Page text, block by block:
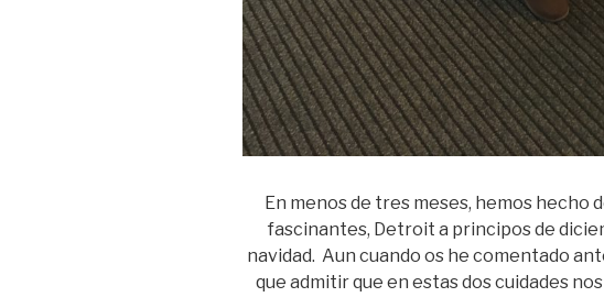
En menos de tres meses, hemos hecho
fascinantes, Detroit a principos de
navidad. Aun cuando os he comentado
que admitir que en estas dos cuidades